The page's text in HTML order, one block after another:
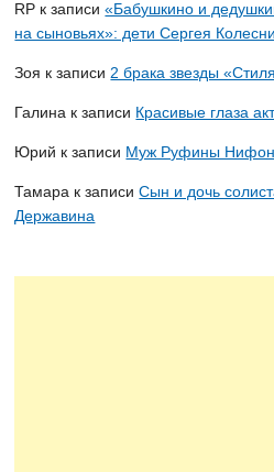
RP к записи«Бабушкино и
на сыновьях»: дети Сергея
Зоя к записи2 брака звезды
Галина к записи Красивые глаза
Юрий к записи Муж Руфины
Тамара к записиСын и дочь
Державина